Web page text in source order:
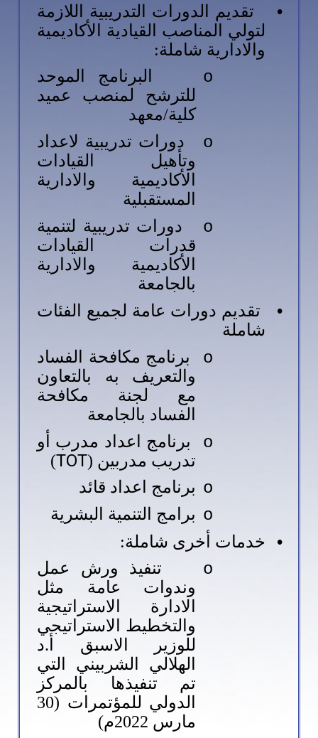
•
تقديم الدورات التدريبية اللازمة
لتولي المناصب القيادية الأكاديمية
والادارية شاملة:
o
البرنامج الموحد
للترشح لمنصب عميد
كلية/معهد
o
دورات تدريبية لاعداد
وتأهيل القيادات
الأكاديمية والادارية
المستقبلية
o
دورات تدريبية لتنمية
قدرات القيادات
الأكاديمية والادارية
بالجامعة
•
تقديم دورات عامة لجميع الفئات
شاملة
o
برنامج مكافحة الفساد
والتعريف به بالتعاون
مع لجنة مكافحة
الفساد بالجامعة
o
برنامج اعداد مدرب أو
تدريب مدربين (TOT
)
o برنامج اعداد قائد
o برامج التنمية البشرية
• خدمات أخرى شاملة:
o
تنفيذ ورش عمل
وندوات عامة مثل
الادارة الاستراتيجية
والتخطيط الاستراتيجي
للوزير الاسبق أ.د
الهلالي الشربيني التي
تم تنفيذها بالمركز
الدولي للمؤتمرات (30
مارس 2022م)